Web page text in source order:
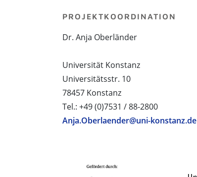
PROJEKTKOORDINATION
Dr. Anja Oberländer
Universität Konstanz
Universitätsstr. 10
78457 Konstanz
Tel.: +49 (0)7531 / 88-2800
Anja.Oberlaender@uni-konstanz.de